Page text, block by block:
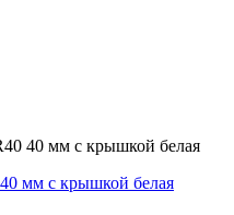
40 мм с крышкой белая